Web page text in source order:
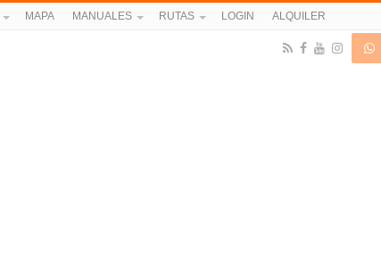
MAPA MANUALES RUTAS LOGIN ALQUILER